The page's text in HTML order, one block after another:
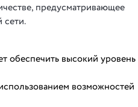
предусматривающее
сети.
обеспечить высокий уровень
возможностей